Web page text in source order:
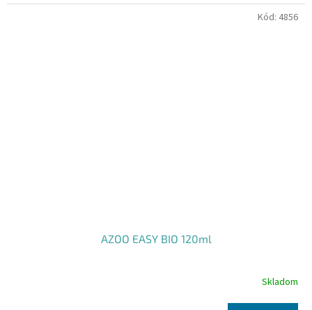
AZOO EASY BIO 120ml
Skladom
Kód: 4856